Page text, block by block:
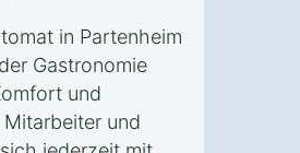
in Partenheim
Gastronomie
und
und